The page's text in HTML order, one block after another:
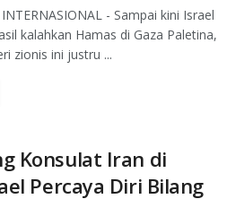
- Sampai kini Israel
kalahkan Hamas di Gaza Paletina,
zionis ini justru ...
Konsulat Iran di
Percaya Diri Bilang